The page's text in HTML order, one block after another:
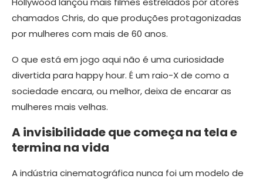
chamados Chris, do que produções protagonizadas
por mulheres com mais de 60 anos.
O que está em jogo aqui não é uma curiosidade
divertida para happy hour. É um raio-X de como a
sociedade encara, ou melhor, deixa de encarar as
mulheres mais velhas.
A invisibilidade que começa na tela e
termina na vida
A indústria cinematográfica nunca foi um modelo de